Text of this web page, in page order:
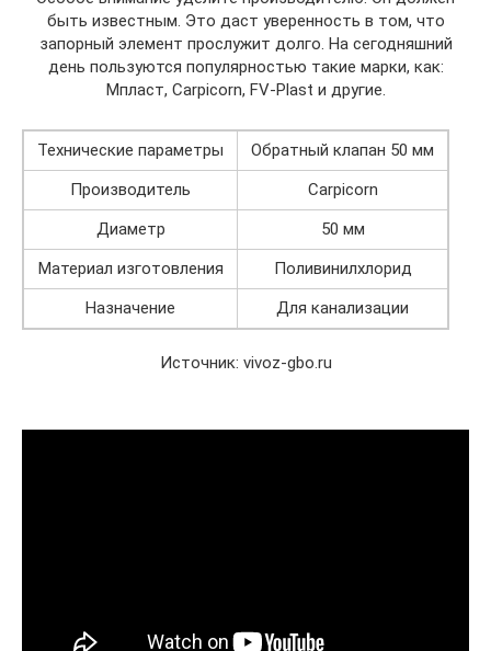
быть известным. Это даст уверенность в том, что
запорный элемент прослужит долго. На сегодняшний
день пользуются популярностью такие марки, как:
Мпласт, Carpicorn, FV-Plast и другие.
Технические параметры
Обратный клапан 50 мм
Производитель
Carpicorn
Диаметр
50 мм
Материал изготовления
Поливинилхлорид
Назначение
Для канализации
Источник: vivoz-gbo.ru